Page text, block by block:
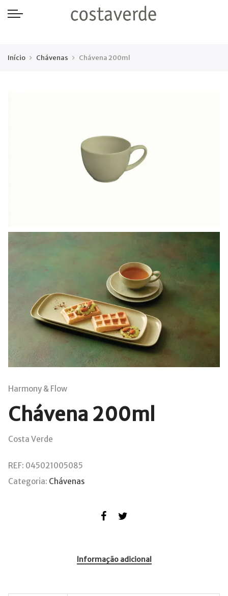
Início Chávenas Chávena 200ml
Harmony & Flow
Chávena 200ml
Costa Verde
REF: 045021005085
Categoria: Chávenas
Informação adicional